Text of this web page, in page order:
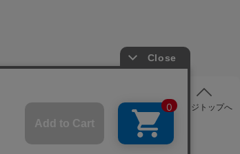
ページトップへ